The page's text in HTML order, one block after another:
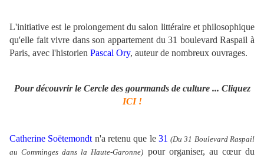
L'initiative est le prolongement du salon littéraire et philosophique
qu'elle fait vivre dans son appartement du 31 boulevard Raspail à
Paris, avec l'historien Pascal Ory, auteur de nombreux ouvrages.
Pour découvrir le Cercle des gourmands de culture ... Cliquez
ICI !
Catherine Soëtemondt n'a retenu que le 31 (Du 31 Boulevard Raspail
au Comminges dans la Haute-Garonne) pour organiser, au cœur du